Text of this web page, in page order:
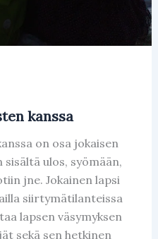
kanssa
on osa jokaisen
ulos, syömään,
jne. Jokainen lapsi
siirtymätilanteissa
lapsen väsymyksen
sekä sen hetkinen